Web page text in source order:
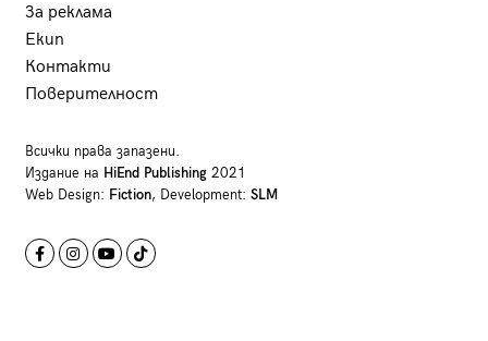
За реклама
Екип
Контакти
Поверителност
Всички права запазени.
Издание на HiEnd Publishing2021
Web Design: Fiction, Development: SLM